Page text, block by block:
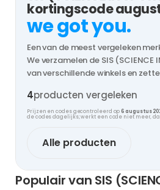
kortingscode
we got you.
Een van de meest vergeleken
We verzamelen de SIS (SCIENCE
van verschillende winkels en
4producten vergeleken
Prijzen en codes gecontroleerd op 6 augustus
de codes dagelijks; werkt een code niet meer,
Alle producten
Populair van SIS